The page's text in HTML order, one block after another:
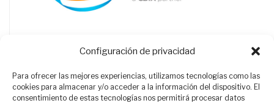
Configuración de privacidad
Para ofrecer las mejores experiencias, utilizamos tecnologías como las
cookies para almacenar y/o acceder a la información del dispositivo. El
consentimiento de estas tecnologías nos permitirá procesar datos